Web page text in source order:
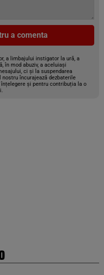
a comenta
a limbajului instigator la ură, a
în mod abuziv, a aceluiași
ci și la suspendarea
încurajează dezbaterile
și pentru contribuția la o